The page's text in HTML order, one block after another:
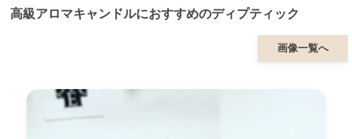
高級アロマキャンドルにおすすめのディプティック
画像一覧へ